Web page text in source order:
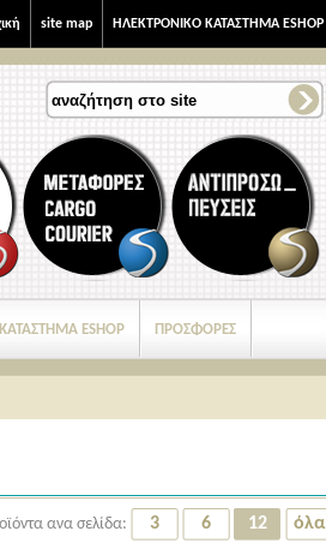
ΗΛΕΚΤΡΟΝΙΚΟ ΚΑΤΑΣΤΗΜΑ ESHOP
site map
ESHOP ΠΡΟΣΦΟΡΕΣ
ανα σελίδα: 3 6 12
όλα